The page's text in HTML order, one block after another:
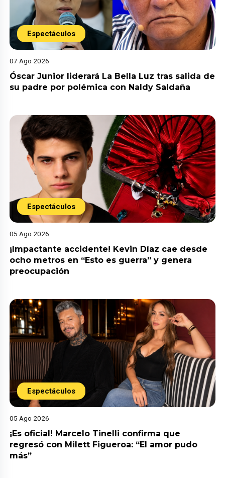
Espectáculos
07 Ago 2026
Óscar Junior liderará La Bella Luz tras salida de
su padre por polémica con Naldy Saldaña
Espectáculos
05 Ago 2026
¡Impactante accidente! Kevin Díaz cae desde
ocho metros en “Esto es guerra” y genera
preocupación
Espectáculos
05 Ago 2026
¡Es oficial! Marcelo Tinelli confirma que
regresó con Milett Figueroa: “El amor pudo
más”